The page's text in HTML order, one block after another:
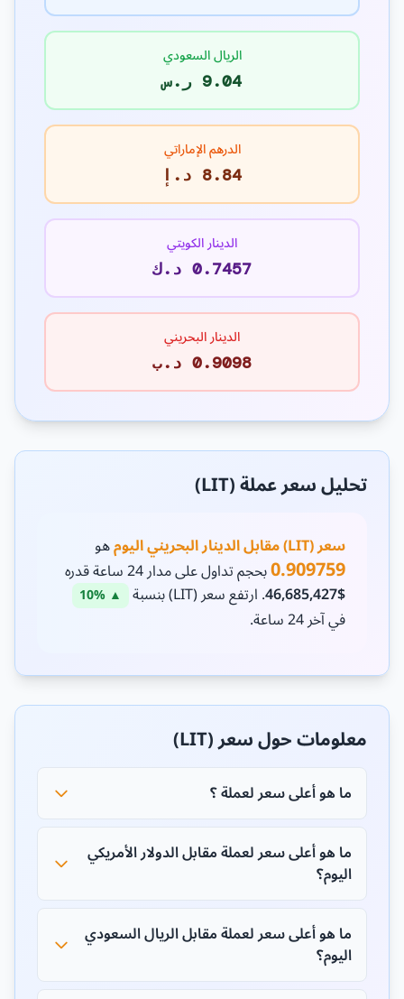
الريال السعودي
9.04 ر.س
الدرهم الإماراتي
8.84 د.إ
الدينار الكويتي
0.7457 د.ك
الدينار البحريني
0.9098 د.ب
تحليل سعر عملة (LIT)
سعر (LIT) مقابل الدينار البحريني اليوم هو
0.909759بحجم تداول على مدار 24 ساعة قدره
$46,685,427 . ارتفع سعر (LIT) بنسبة ▲ 10%
في آخر 24 ساعة.
معلومات حول سعر (LIT)
ما هو أعلى سعر لعملة ؟
ما هو أعلى سعر لعملة مقابل الدولار الأمريكي
اليوم؟
ما هو أعلى سعر لعملة مقابل الريال السعودي
اليوم؟